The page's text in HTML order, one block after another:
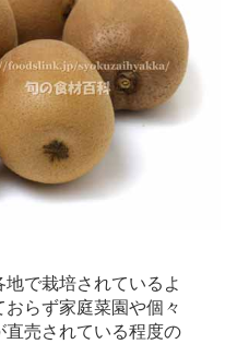
で栽培されているよ
らず家庭菜園や個々
売されている程度の